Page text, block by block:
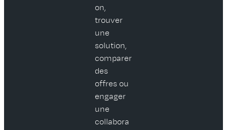
on,
trouver
une
solution,
comparer
des
offres ou
engager
une
collabora